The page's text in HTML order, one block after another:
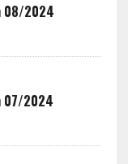
08/2024
07/2024